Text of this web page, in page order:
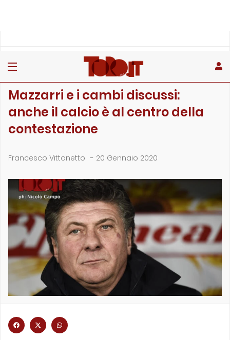
Mazzarri e i cambi discussi:
anche il calcio è al centro della
contestazione
Francesco Vittonetto - 20 Gennaio 2020